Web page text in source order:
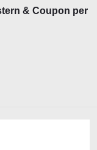
& Coupon per